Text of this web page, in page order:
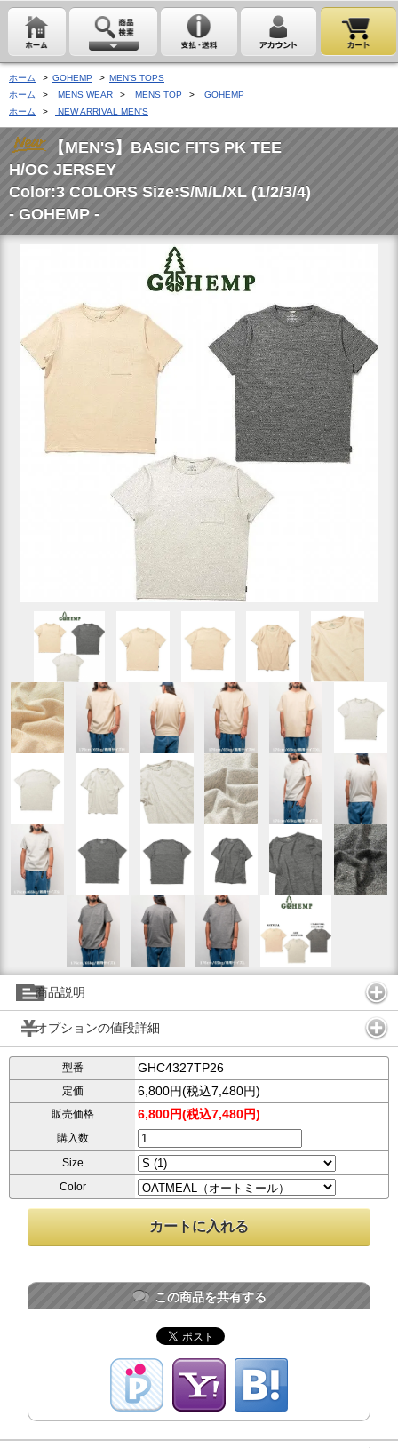
ホーム > GOHEMP > MEN'S TOPS
ホーム
> MENS WEAR > MENS TOP >
GOHEMP
ホーム
> NEW ARRIVAL MEN'S
【MEN'S】BASIC FITS PK TEE
H/OC JERSEY
Color:3 COLORS Size:S/M/L/XL (1/2/3/4)
- GOHEMP -
商品説明
オプションの値段詳細
型番 GHC4327TP26
定価 6,800円(税込7,480円)
販売価格 6,800円(税込7,480円)
購入数
Size
Color
この商品を共有する